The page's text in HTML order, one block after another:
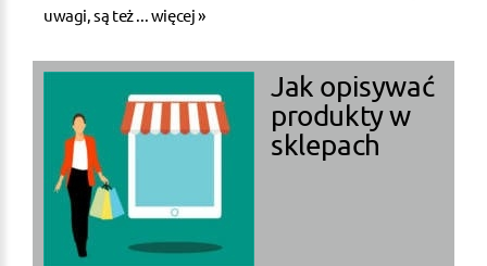
uwagi, są też ... więcej »
Jak opisywać
produkty w
sklepach